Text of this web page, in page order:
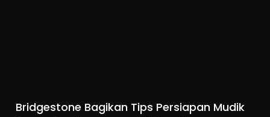
Bridgestone Bagikan Tips Persiapan Mudik